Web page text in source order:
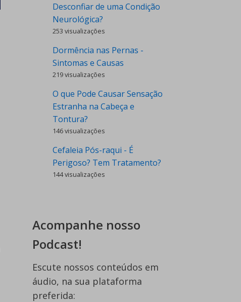
Desconfiar de uma Condição
Neurológica?
253 visualizações
Dormência nas Pernas -
Sintomas e Causas
219 visualizações
O que Pode Causar Sensação
Estranha na Cabeça e
Tontura?
146 visualizações
Cefaleia Pós-raqui - É
Perigoso? Tem Tratamento?
144 visualizações
Acompanhe nosso
Podcast!
Escute nossos conteúdos em
áudio, na sua plataforma
preferida: